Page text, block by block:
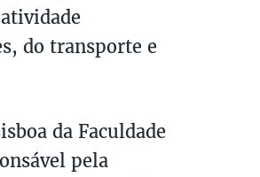
do transporte e
da Faculdade
pela